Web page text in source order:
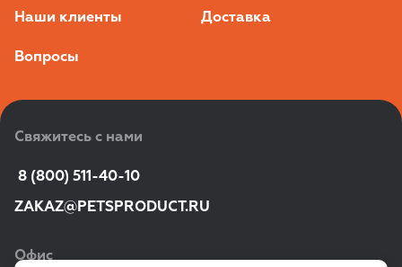
Наши клиенты Доставка
Вопросы
Свяжитесь с нами
8 (800) 511-40-10
ZAKAZ@PETSPRODUCT.RU
Офис